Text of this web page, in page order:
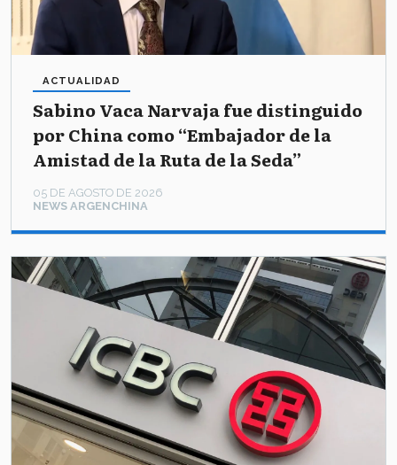
Sabino Vaca Narvaja fue distinguido
por China como “Embajador de la
Amistad de la Ruta de la Seda”
NEWS ARGENCHINA
ACTUALIDAD
05 DE AGOSTO DE 2026